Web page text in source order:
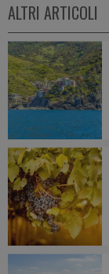
ALTRI ARTICOLI